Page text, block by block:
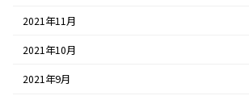
2021年11月
2021年10月
2021年9月